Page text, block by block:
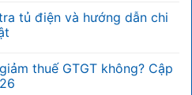
tủ điện và hướng dẫn chi
thuế GTGT không? Cập